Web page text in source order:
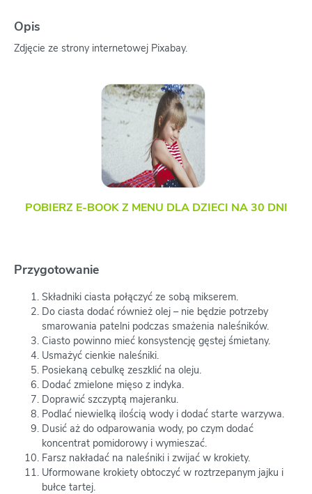
Opis
Zdjęcie ze strony internetowej Pixabay.
POBIERZ E-BOOK Z MENU DLA DZIECI NA 30 DNI
Przygotowanie
Składniki ciasta połączyć ze sobą mikserem.
Do ciasta dodać również olej – nie będzie potrzeby
smarowania patelni podczas smażenia naleśników.
Ciasto powinno mieć konsystencję gęstej śmietany.
Usmażyć cienkie naleśniki.
Posiekaną cebulkę zeszklić na oleju.
Dodać zmielone mięso z indyka.
Doprawić szczyptą majeranku.
Podlać niewielką ilością wody i dodać starte warzywa.
Dusić aż do odparowania wody, po czym dodać
koncentrat pomidorowy i wymieszać.
Farsz nakładać na naleśniki i zwijać w krokiety.
Uformowane krokiety obtoczyć w roztrzepanym jajku i
bułce tartej.